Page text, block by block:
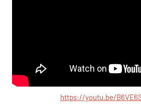
https://youtu.be/